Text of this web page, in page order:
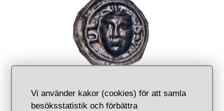
Vi använder kakor (cookies) för att samla
besöksstatistik och förbättra
Penning, Götaland, Knut Eriksson,
1167–1196